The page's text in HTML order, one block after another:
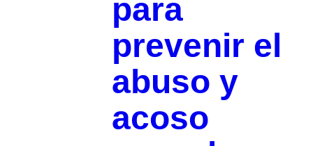
para
prevenir el
abuso y
acoso